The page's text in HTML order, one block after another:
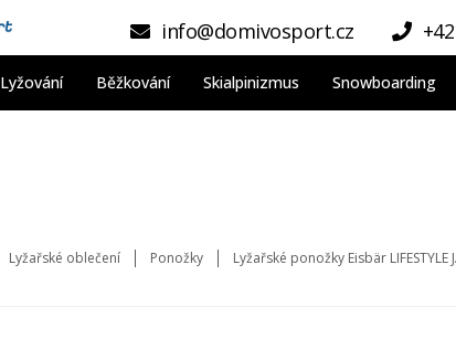
info@domivosport.cz
Lyžování Běžkování Skialpinizmus Snowboarding
Lyžařské oblečení Ponožky Lyžařské ponožky Eisbär